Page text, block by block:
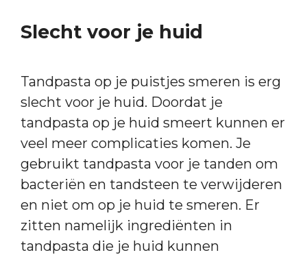
Slecht voor je huid
Tandpasta op je puistjes smeren is erg
slecht voor je huid. Doordat je
tandpasta op je huid smeert kunnen er
veel meer complicaties komen. Je
gebruikt tandpasta voor je tanden om
bacteriën en tandsteen te verwijderen
en niet om op je huid te smeren. Er
zitten namelijk ingrediënten in
tandpasta die je huid kunnen